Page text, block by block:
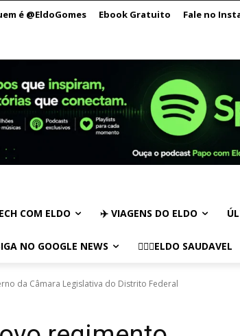
é @EldoGomes Ebook Gratuito Fale no
COM ELDO ✈️ VIAGENS DO ELDO
NO GOOGLE NEWS 🏃🏻‍♂️ELDO SAUDAVEL
da Câmara Legislativa do Distrito Federal